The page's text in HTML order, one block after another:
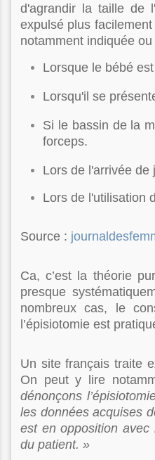
d'agrandir la taille de
expulsé plus
notamment indiquée
Lorsque le bébé
Lorsqu'il se
Si le bassin de la
forceps.
Lors de l'arrivée de
Lors de l'utilisation
Source :
Ca, c’est la théorie
presque
nombreux cas, le
l’épisiotomie est
Un site français traite
On peut y lire
dénonçons
les données acquises
est en opposition
du patient. »